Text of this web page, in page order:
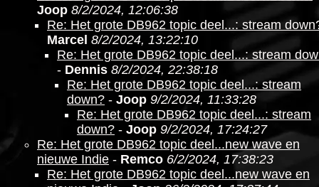
Joop 8/2/2024, 12:06:38
Re: Het grote DB962 topic deel...: stream
Marcel 8/2/2024, 13:22:10
Re: Het grote DB962 topic deel...: stream
- Dennis 8/2/2024, 22:38:18
Re: Het grote DB962 topic deel...: stream
down? - Joop 9/2/2024, 11:33:28
Re: Het grote DB962 topic deel...: stream
down? - Joop 9/2/2024, 17:24:27
Re: Het grote DB962 topic deel...new wave en
nieuwe Indie - Remco 6/2/2024, 17:38:23
Re: Het grote DB962 topic deel...new wave en